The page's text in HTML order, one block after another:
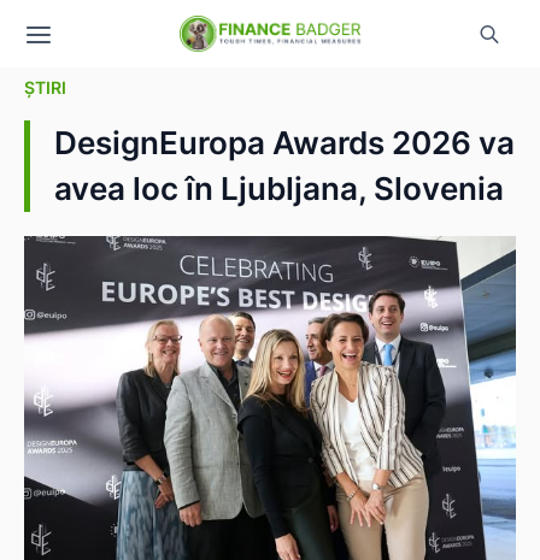
ȘTIRI
DesignEuropa Awards 2026 va
avea loc în Ljubljana, Slovenia